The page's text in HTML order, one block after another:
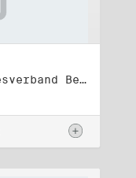
Titel: Bündnis 90, Landesverband Berlin (2)